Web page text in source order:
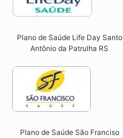
Plano de Saúde Life Day Santo
Antônio da Patrulha RS
Plano de Saúde São Franciso